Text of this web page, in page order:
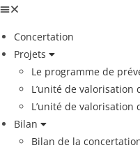
Concertation
Projets
Le programme de
L’unité de valorisation
L’unité de valorisation
Bilan
Bilan de la